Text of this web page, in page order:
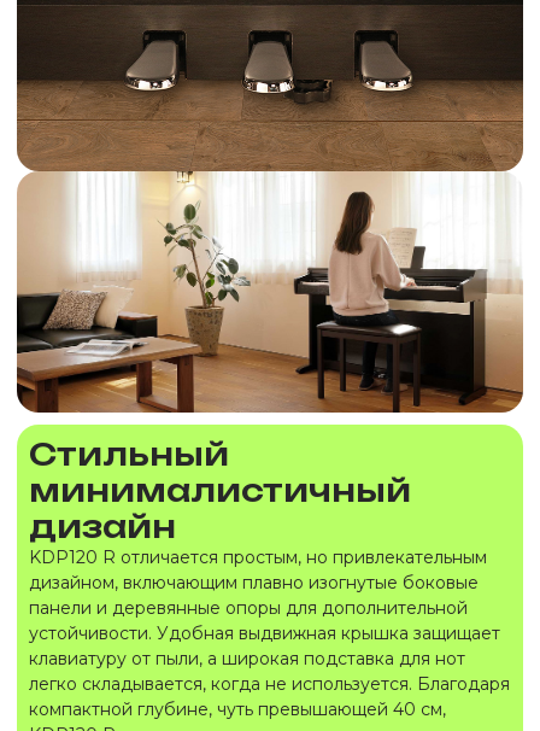
Стильный
минималистичный
дизайн
KDP120 R отличается простым, но привлекательным
дизайном, включающим плавно изогнутые боковые
панели и деревянные опоры для дополнительной
устойчивости. Удобная выдвижная крышка защищает
клавиатуру от пыли, а широкая подставка для нот
легко складывается, когда не используется. Благодаря
компактной глубине, чуть превышающей 40 см,